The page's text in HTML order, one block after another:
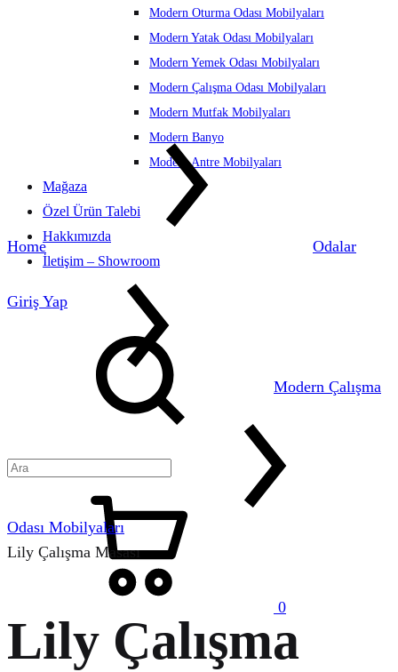
Modern Oturma Odası Mobilyaları
Modern Yatak Odası Mobilyaları
Modern Yemek Odası Mobilyaları
Modern Çalışma Odası Mobilyaları
Modern Mutfak Mobilyaları
Modern Banyo
Modern Antre Mobilyaları
Mağaza
Özel Ürün Talebi
Hakkımızda
İletişim – Showroom
Giriş Yap
0
Menu
Home Odalar
Modern Çalışma
Odası Mobilyaları
Lily Çalışma Masası
Lily Çalışma